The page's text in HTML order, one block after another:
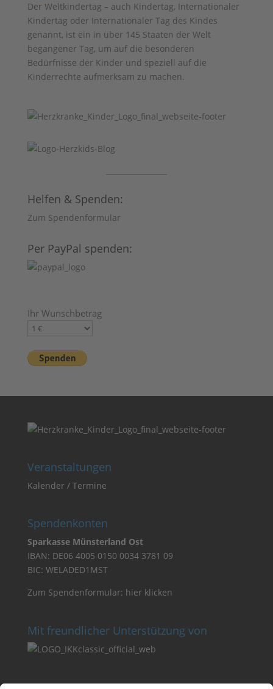
Der Weltkindertag – auch Kindertag, Internationaler
Kindertag oder Internationaler Tag des Kindes
genannt, ist ein in über 145 Staaten der Welt
begangener Tag, um auf die besonderen
Bedürfnisse der Kinder und speziell auf die
Kinderrechte aufmerksam zu machen.
Helfen & Spenden:
Zum Spendenformular
Per PayPal spenden:
Ihr Wunschbetrag
Veranstaltungen
Kalender / Termine
Spendenkonten
Sparkasse Münsterland Ost
IBAN: DE06 4005 0150 0034 3781 09
BIC: WELADED1MST
Zum Spendenformular: hier klicken
Mit freundlicher Unterstützung von